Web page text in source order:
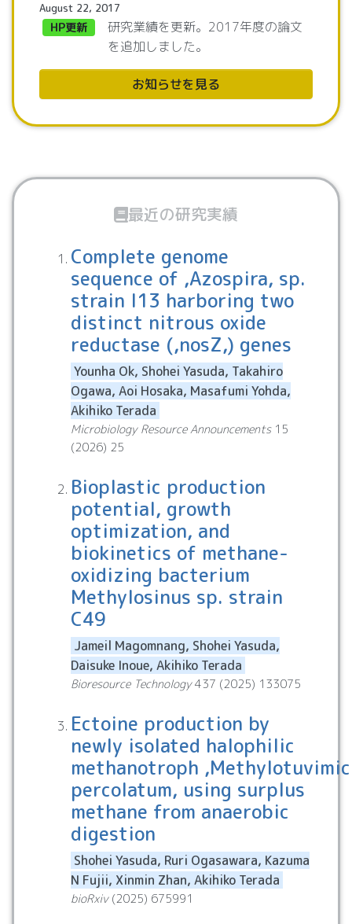
August 22, 2017
HP更新
研究業績を更新。2017年度の論文
を追加しました。
お知らせを見る
最近の研究実績
Complete genome
sequence of ,Azospira, sp.
strain I13 harboring two
distinct nitrous oxide
reductase (,nosZ,) genes
Younha Ok, Shohei Yasuda, Takahiro
Ogawa, Aoi Hosaka, Masafumi Yohda,
Akihiko Terada
Microbiology Resource Announcements 15
(2026) 25
Bioplastic production
potential, growth
optimization, and
biokinetics of methane-
oxidizing bacterium
Methylosinus sp. strain
C49
Jameil Magomnang, Shohei Yasuda,
Daisuke Inoue, Akihiko Terada
Bioresource Technology 437 (2025) 133075
Ectoine production by
newly isolated halophilic
methanotroph
percolatum, using surplus
methane from anaerobic
digestion
Shohei Yasuda, Ruri Ogasawara, Kazuma
N Fujii, Xinmin Zhan, Akihiko Terada
bioRxiv (2025) 675991